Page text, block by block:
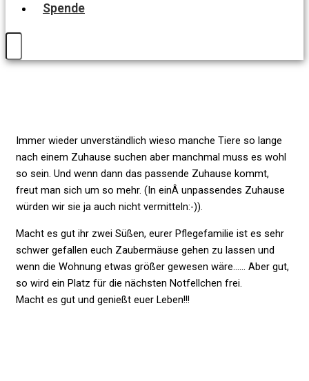
Spende
Immer wieder unverständlich wieso manche Tiere so lange
nach einem Zuhause suchen aber manchmal muss es wohl
so sein. Und wenn dann das passende Zuhause kommt,
freut man sich um so mehr. (In einÂ unpassendes Zuhause
würden wir sie ja auch nicht vermitteln:-)).
Macht es gut ihr zwei Süßen, eurer Pflegefamilie ist es sehr
schwer gefallen euch Zaubermäuse gehen zu lassen und
wenn die Wohnung etwas größer gewesen wäre…… Aber gut,
so wird ein Platz für die nächsten Notfellchen frei.
Macht es gut und genießt euer Leben!!!